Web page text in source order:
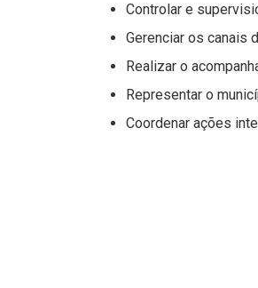
Controlar e
Gerenciar os canais
Realizar o
Representar o
Coordenar ações